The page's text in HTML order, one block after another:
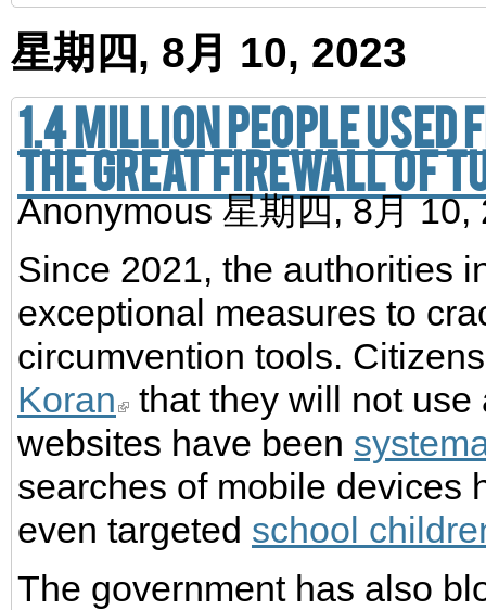
星期四, 8月 10, 2023
1.4 million people
the Great Firewall of
Anonymous星期四, 8月 10,
Since 2021, the authorities
exceptional measures to
circumvention tools.
Koran
that they will not
websites have been
searches of mobile devices
even targeted school
The government has also